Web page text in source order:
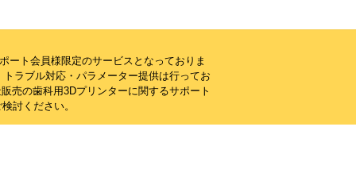
ート会員様限定のサービスとなっておりま
ラブル対応・パラメーター提供は行ってお
売の歯科用3Dプリンターに関するサポート
討ください。